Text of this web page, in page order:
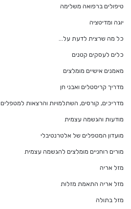
טיפולים ברפואה משלימה
יוגה ומדיטציה
כל מה שרצית לדעת על…
כלים לעסקים קטנים
מאמנים אישיים מומלצים
מדריך קריסטלים ואבני חן
מדריכים, קורסים, השתלמויות והרצאות למטפלים
מודעות והגשמה עצמית
מועדון המטפלים של אלטרנטיבלי
מורים רוחניים מומלצים להגשמה עצמית
מזל אריה
מזל אריה התאמת מזלות
מזל בתולה